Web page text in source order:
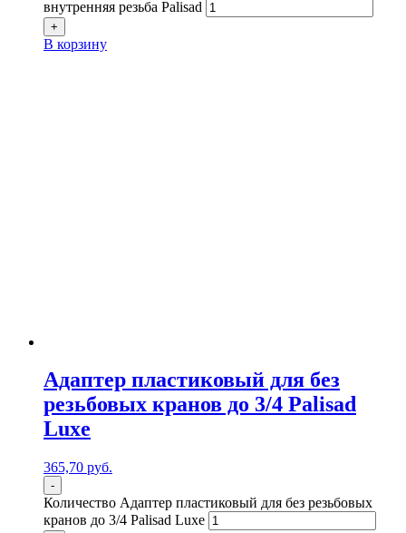
внутренняя резьба Palisad
+
В корзину
Адаптер пластиковый для без
резьбовых кранов до 3/4 Palisad
Luxe
365,70 руб.
-
Количество Адаптер пластиковый для без резьбовых
кранов до 3/4 Palisad Luxe